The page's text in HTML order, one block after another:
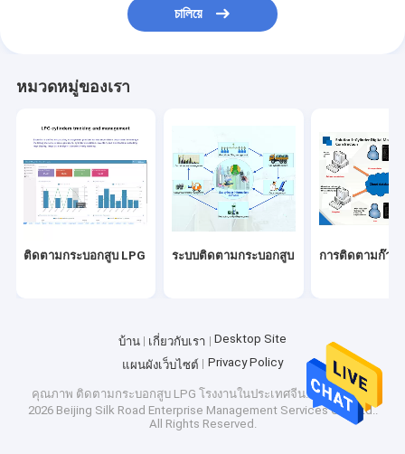
চালিয়ে
หมวดหมู่ของเรา
ติดตามกระบอกสูบ LPG ระบบติดตามกระบอกสูบ การติดตามก๊าซ
บ้าน เกี่ยวกับเรา
Desktop Site
แผนผังเว็บไซต์
Privacy Policy
คุณภาพ ติดตามกระบอกสูบ LPG โรงงานในประเทศจีน.Copyright ©
2026 Beijing Silk Road Enterprise Management Services Co., Ltd..
All Rights Reserved.